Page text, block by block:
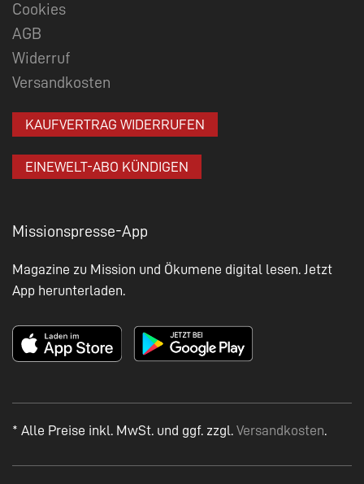
Cookies
AGB
Widerruf
Versandkosten
KAUFVERTRAG WIDERRUFEN
EINEWELT-ABO KÜNDIGEN
Missionspresse-App
Magazine zu Mission und Ökumene digital lesen. Jetzt
App herunterladen.
* Alle Preise inkl. MwSt. und ggf. zzgl. Versandkosten.